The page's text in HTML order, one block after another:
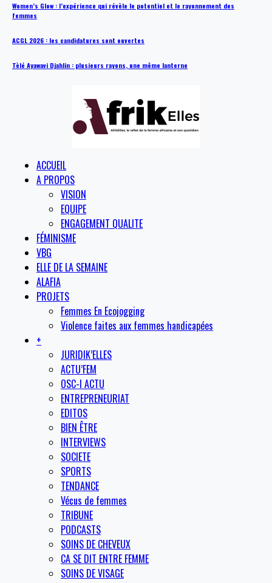
Women’s Glow : l’expérience qui révèle le potentiel et le rayonnement des
femmes
ACGL 2026 : les candidatures sont ouvertes
Tèlé Ayawavi Djahlin : plusieurs rayons, une même lanterne
ACCUEIL
A PROPOS
VISION
EQUIPE
ENGAGEMENT QUALITE
FÉMINISME
VBG
ELLE DE LA SEMAINE
ALAFIA
PROJETS
Femmes En Ecojogging
Violence faites aux femmes handicapées
+
JURIDIK’ELLES
ACTU’FEM
OSC-I ACTU
ENTREPRENEURIAT
EDITOS
BIEN ÊTRE
INTERVIEWS
SOCIETE
SPORTS
TENDANCE
Vécus de femmes
TRIBUNE
PODCASTS
SOINS DE CHEVEUX
CA SE DIT ENTRE FEMME
SOINS DE VISAGE